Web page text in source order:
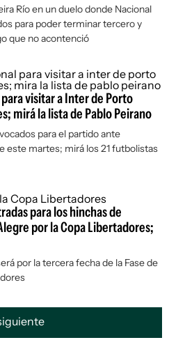
Río en un duelo donde Nacional
para poder terminar tercero y
que no acontenció
visitar a Inter de Porto
mirá la lista de Pablo Peirano
para el partido ante
este martes; mirá los 21 futbolistas
para los hinchas de
por la Copa Libertadores;
por la tercera fecha de la Fase de